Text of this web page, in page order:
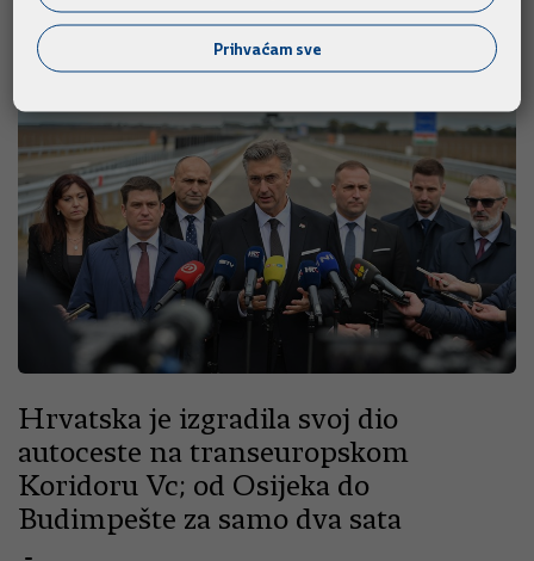
07.10.2025. foto
Hrvatska je izgradila svoj dio
autoceste na transeuropskom
Koridoru Vc; od Osijeka do
Budimpešte za samo dva sata
Prihvaćam sve